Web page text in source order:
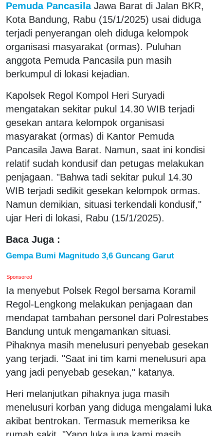
Pemuda Pancasila Jawa Barat di Jalan BKR,
Kota Bandung, Rabu (15/1/2025) usai diduga
terjadi penyerangan oleh diduga kelompok
organisasi masyarakat (ormas). Puluhan
anggota Pemuda Pancasila pun masih
berkumpul di lokasi kejadian.
Kapolsek Regol Kompol Heri Suryadi
mengatakan sekitar pukul 14.30 WIB terjadi
gesekan antara kelompok organisasi
masyarakat (ormas) di Kantor Pemuda
Pancasila Jawa Barat. Namun, saat ini kondisi
relatif sudah kondusif dan petugas melakukan
penjagaan. "Bahwa tadi sekitar pukul 14.30
WIB terjadi sedikit gesekan kelompok ormas.
Namun demikian, situasi terkendali kondusif,"
ujar Heri di lokasi, Rabu (15/1/2025).
Baca Juga :
Gempa Bumi Magnitudo 3,6 Guncang Garut
Sponsored
Ia menyebut Polsek Regol bersama Koramil
Regol-Lengkong melakukan penjagaan dan
mendapat tambahan personel dari Polrestabes
Bandung untuk mengamankan situasi.
Pihaknya masih menelusuri penyebab gesekan
yang terjadi. "Saat ini tim kami menelusuri apa
yang jadi penyebab gesekan," katanya.
Heri melanjutkan pihaknya juga masih
menelusuri korban yang diduga mengalami luka
akibat bentrokan. Termasuk memeriksa ke